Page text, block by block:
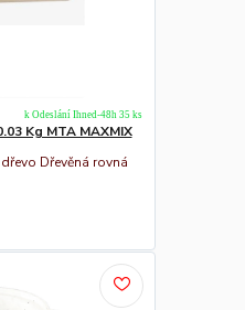
Kg MTA MAXMIX
Dřevěná rovná
k Odeslání Ihned-48h 35 ks